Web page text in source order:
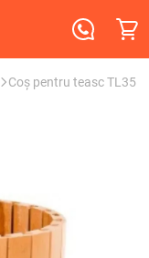
Coș pentru teasc TL35